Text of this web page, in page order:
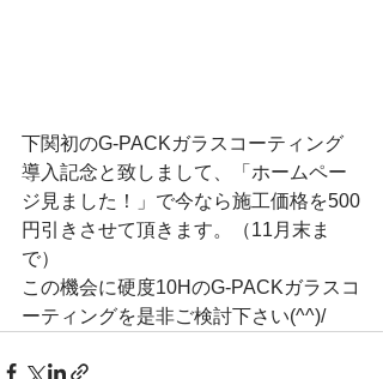
下関初のG-PACKガラスコーティング
導入記念と致しまして、「ホームペー
ジ見ました！」で今なら施工価格を500
円引きさせて頂きます。（11月末ま
で）
この機会に硬度10HのG-PACKガラスコ
ーティングを是非ご検討下さい(^^)/